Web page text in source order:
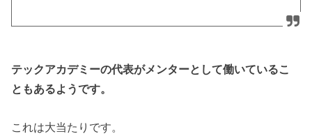
テックアカデミーの代表がメンターとして働いているこ
ともあるようです。
これは大当たりです。